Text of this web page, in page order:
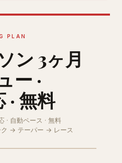
PLAN
ン 3ヶ月
ー ·
· 無料
· 自動ペース · 無料
→ テーパー → レース